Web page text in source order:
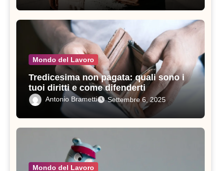
Mondo del Lavoro
Tredicesima non pagata: quali sono i
tuoi diritti e come difenderti
Antonio Brametti Settembre 6, 2025
Mondo del Lavoro